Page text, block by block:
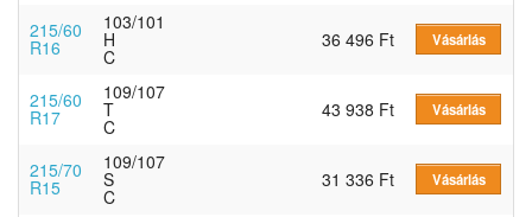
215/60
R16
103/101
H
C
36 496 Ft Vásárlás
215/60
R17
109/107
T
C
43 938 Ft Vásárlás
215/70
R15
109/107
S
C
31 336 Ft Vásárlás